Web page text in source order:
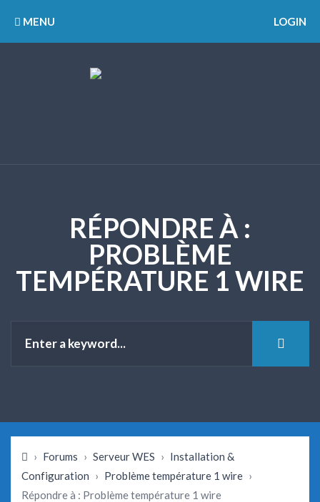
MENU LOGIN
RÉPONDRE À :
PROBLÈME
TEMPÉRATURE 1 WIRE
› Forums › Serveur WES › Installation &
Configuration › Problème température 1 wire ›
Répondre à : Problème température 1 wire